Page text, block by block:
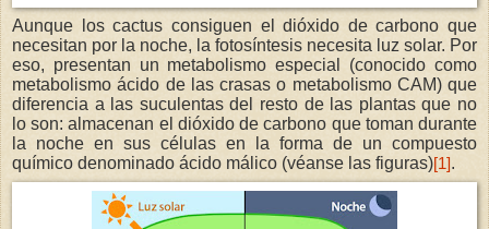
Aunque los cactus consiguen el dióxido de carbono que
necesitan por la noche, la fotosíntesis necesita luz solar. Por
eso, presentan un metabolismo especial (conocido como
metabolismo ácido de las crasas o metabolismo CAM) que
diferencia a las suculentas del resto de las plantas que no
lo son: almacenan el dióxido de carbono que toman durante
la noche en sus células en la forma de un compuesto
químico denominado ácido málico (véanse las figuras)[1].